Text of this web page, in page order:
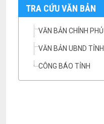
TRA CỨU VĂN BẢN
VĂN BẢN CHÍNH PHỦ
VĂN BẢN UBND TỈNH
CÔNG BÁO TỈNH